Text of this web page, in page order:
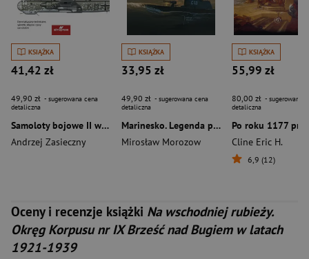
KSIĄŻKA
41,42 zł
49,90 zł - sugerowana cena
detaliczna
Samoloty bojowe II wojny światowej Tom 3
Andrzej Zasieczny
KSIĄŻKA
33,95 zł
49,90 zł - sugerowana cena
detaliczna
Marinesko. Legenda podwodnika a prawda historyczna
Mirosław Morozow
KSIĄŻKA
55,99 zł
80,00 zł - sugerowana
detaliczna
Cline Eric H.
6,9 (12)
Oceny i recenzje książki Na wschodniej rubieży.
Okręg Korpusu nr IX Brześć nad Bugiem w latach
1921-1939